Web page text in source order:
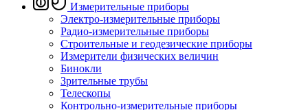
Измерительные приборы
Электро-измерительные приборы
Радио-измерительные приборы
Строительные и геодезические приборы
Измерители физических величин
Бинокли
Зрительные трубы
Телескопы
Контрольно-измерительные приборы